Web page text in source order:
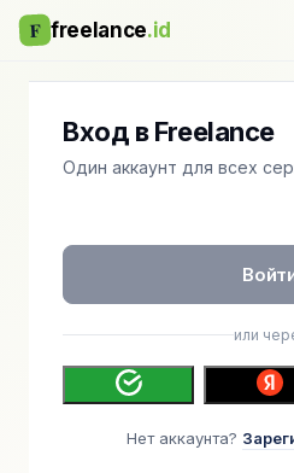
F freelance.id
Вход в Freelance
Один аккаунт для всех
или
Нет аккаунта?